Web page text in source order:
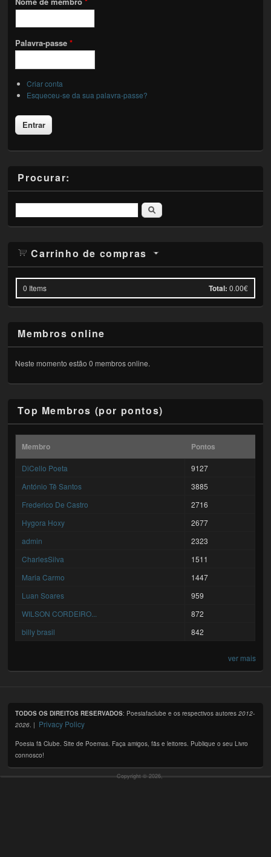
Palavra-passe*
Criar conta
Esqueceu-se da sua palavra-passe?
Procurar:
Pesquisar
Carrinho de compras
0 Items Total: 0.00€
Membros online
Neste momento estão 0 membros online.
Top Membros (por pontos)
Membro Pontos
DiCello Poeta
9127
António Tê Santos
3885
Frederico De Castro
2716
Hygora Hoxy
2677
admin
2323
CharlesSilva
1511
Maria Carmo
1447
Luan Soares
959
WILSON CORDEIRO...
872
billy brasil
842
ver mais
TODOS OS DIREITOS RESERVADOS: Poesiafaclube e os respectivos autores2012-
2026 . | Privacy Policy
Poesia fã Clube. Site de Poemas. Faça amigos, fãs e leitores. Publique o seu Livro
connosco!
Copyright © 2026,